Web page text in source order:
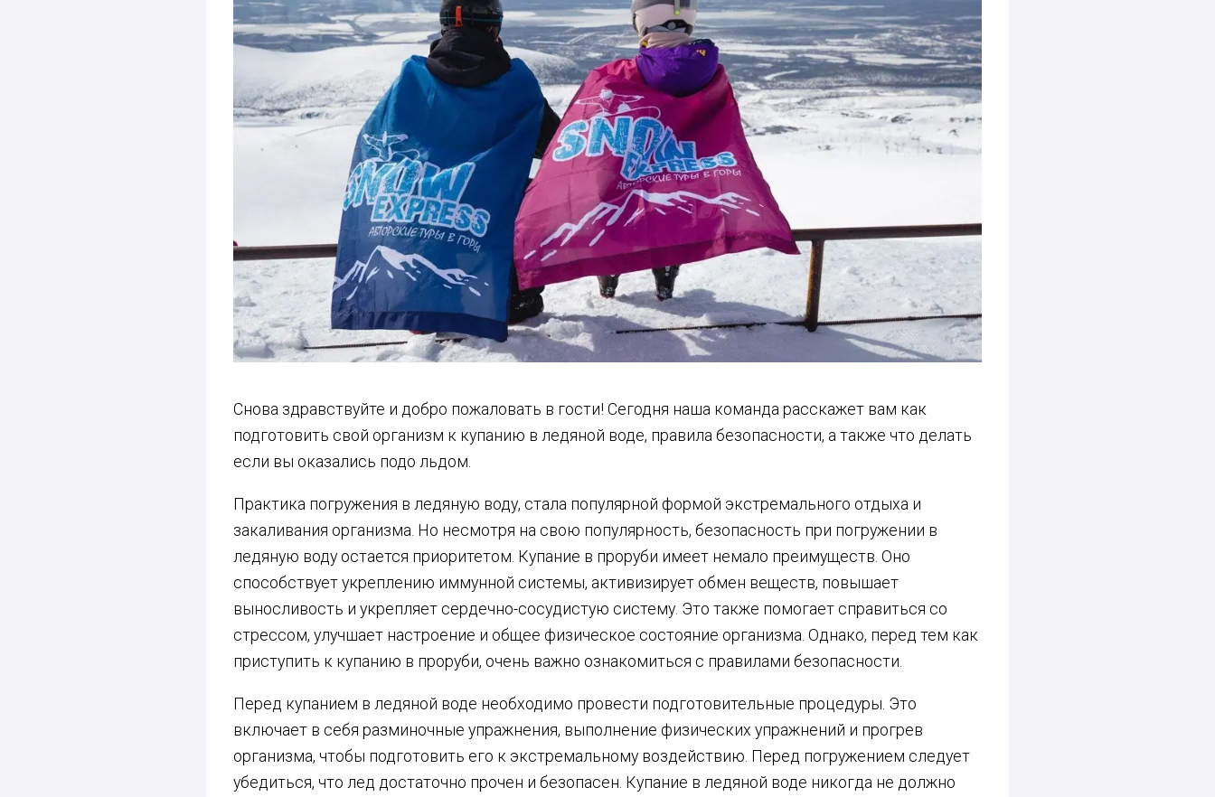
Снова здравствуйте и добро пожаловать в гости! Сегодня наша команда расскажет вам как
подготовить свой организм к купанию в ледяной воде, правила безопасности, а также что делать
если вы оказались подо льдом.
Практика погружения в ледяную воду, стала популярной формой экстремального отдыха и
закаливания организма. Но несмотря на свою популярность, безопасность при погружении в
ледяную воду остается приоритетом. Купание в проруби имеет немало преимуществ. Оно
способствует укреплению иммунной системы, активизирует обмен веществ, повышает
выносливость и укрепляет сердечно-сосудистую систему. Это также помогает справиться со
стрессом, улучшает настроение и общее физическое состояние организма. Однако, перед тем как
приступить к купанию в проруби, очень важно ознакомиться с правилами безопасности.
Перед купанием в ледяной воде необходимо провести подготовительные процедуры. Это
включает в себя разминочные упражнения, выполнение физических упражнений и прогрев
организма, чтобы подготовить его к экстремальному воздействию. Перед погружением следует
убедиться, что лед достаточно прочен и безопасен. Купание в ледяной воде никогда не должно